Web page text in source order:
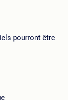
pourront être